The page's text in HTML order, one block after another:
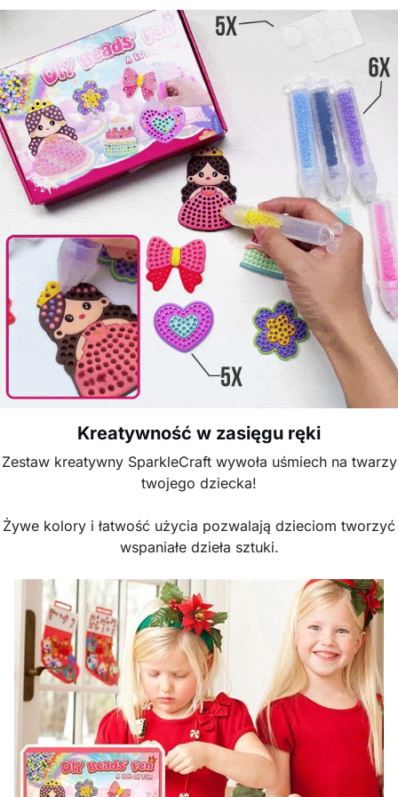
Kreatywność w zasięgu ręki
Zestaw kreatywny SparkleCraft wywoła uśmiech na twarzy
twojego dziecka!
Żywe kolory i łatwość użycia pozwalają dzieciom tworzyć
wspaniałe dzieła sztuki.